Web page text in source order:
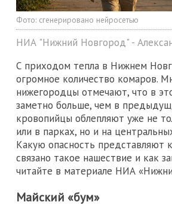
Фото: сгенерировано нейросетью
НИА "Нижний Новгород" -
С приходом тепла в Нижнем
огромное количество комаров.
нижегородцы отмечают, что в
заметно больше, чем в
кровопийцы облепляют уже не
или в парках, но и на
Какую опасность представляют
связано такое нашествие и как
читайте в материале НИА
Майский «бум»